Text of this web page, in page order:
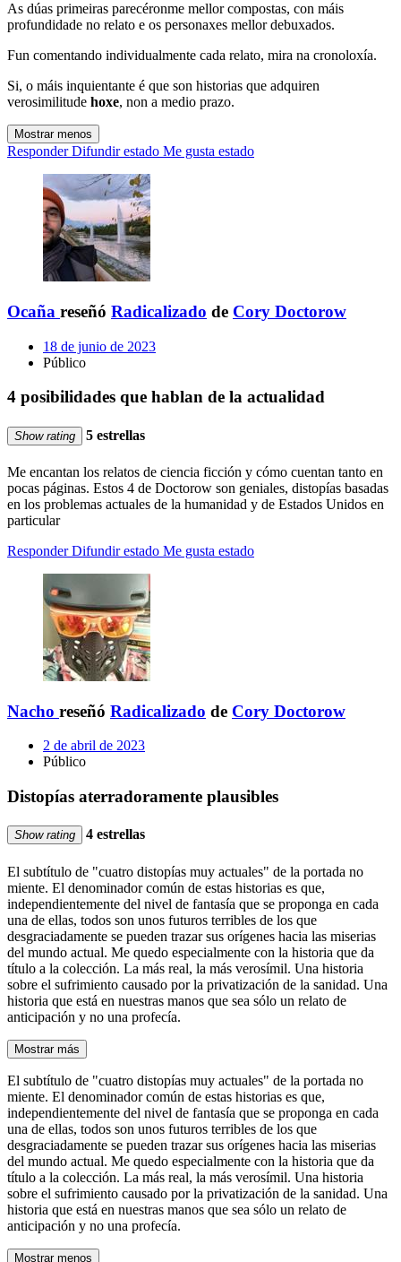
As dúas primeiras parecéronme mellor compostas, con máis
profundidade no relato e os personaxes mellor debuxados.
Fun comentando individualmente cada relato, mira na cronoloxía.
Si, o máis inquientante é que son historias que adquiren
verosimilitude hoxe, non a medio prazo.
Mostrar menos
Responder Difundir estado Me gusta estado
Ocaña reseñó Radicalizado de Cory Doctorow
18 de junio de 2023
Público
4 posibilidades que hablan de la actualidad
Show rating 5 estrellas
Me encantan los relatos de ciencia ficción y cómo cuentan tanto en
pocas páginas. Estos 4 de Doctorow son geniales, distopías basadas
en los problemas actuales de la humanidad y de Estados Unidos en
particular
Responder Difundir estado Me gusta estado
Nacho reseñó Radicalizado de Cory Doctorow
2 de abril de 2023
Público
Distopías aterradoramente plausibles
Show rating 4 estrellas
El subtítulo de "cuatro distopías muy actuales" de la portada no
miente. El denominador común de estas historias es que,
independientemente del nivel de fantasía que se proponga en cada
una de ellas, todos son unos futuros terribles de los que
desgraciadamente se pueden trazar sus orígenes hacia las miserias
del mundo actual. Me quedo especialmente con la historia que da
título a la colección. La más real, la más verosímil. Una historia
sobre el sufrimiento causado por la privatización de la sanidad. Una
historia que está en nuestras manos que sea sólo un relato de
anticipación y no una profecía.
Mostrar más
El subtítulo de "cuatro distopías muy actuales" de la portada no
miente. El denominador común de estas historias es que,
independientemente del nivel de fantasía que se proponga en cada
una de ellas, todos son unos futuros terribles de los que
desgraciadamente se pueden trazar sus orígenes hacia las miserias
del mundo actual. Me quedo especialmente con la historia que da
título a la colección. La más real, la más verosímil. Una historia
sobre el sufrimiento causado por la privatización de la sanidad. Una
historia que está en nuestras manos que sea sólo un relato de
anticipación y no una profecía.
Mostrar menos